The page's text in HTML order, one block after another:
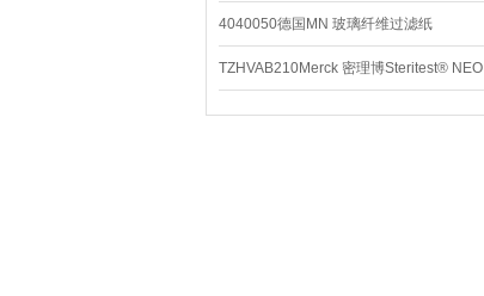
4040050德国MN 玻璃纤维过滤纸
TZHVAB210Merck 密理博Steritest® NEO
设备